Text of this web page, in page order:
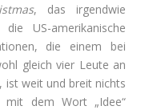
, das irgendwie
US-amerikanische
die einem bei
gleich vier Leute an
ist weit und breit nichts
dem Wort „Idee“